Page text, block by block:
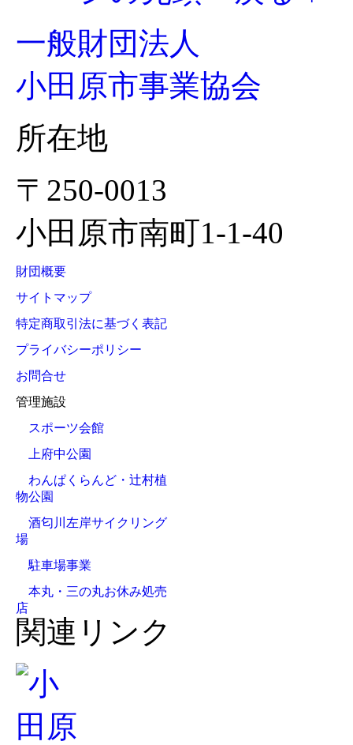
一般財団法人
小田原市事業協会
所在地
〒250-0013
小田原市南町1-1-40
財団概要
サイトマップ
特定商取引法に基づく表記
プライバシーポリシー
お問合せ
管理施設
スポーツ会館
上府中公園
わんぱくらんど・辻村植
物公園
酒匂川左岸サイクリング
場
駐車場事業
本丸・三の丸お休み処売
店
関連リンク